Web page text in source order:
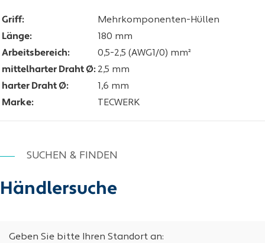
Griff:
Mehrkomponenten-Hüllen
Länge:
180 mm
Arbeitsbereich:
0,5-2,5 (AWG1/0) mm²
mittelharter Draht Ø: 2,5 mm
harter Draht Ø:
1,6 mm
Marke:
TECWERK
SUCHEN & FINDEN
Händlersuche
Geben Sie bitte Ihren Standort an: